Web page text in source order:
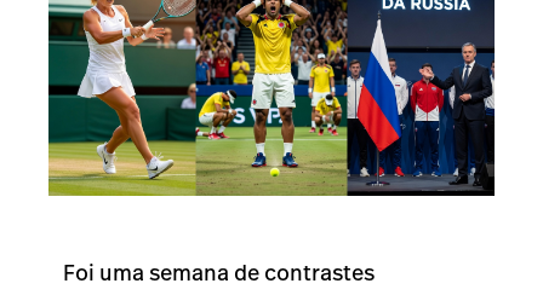
Foi uma semana de contrastes